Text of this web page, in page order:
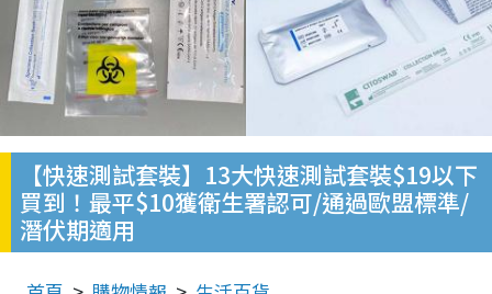
【快速測試套裝】13大快速測試套裝$19以下
買到！最平$10獲衛生署認可/通過歐盟標準/
潛伏期適用